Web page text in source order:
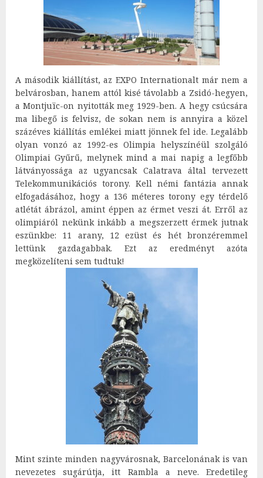
A második kiállítást, az EXPO Internationalt már nem a
belvárosban, hanem attól kisé távolabb a Zsidó-hegyen,
a Montjuïc-on nyitották meg 1929-ben. A hegy csúcsára
ma libegő is felvisz, de sokan nem is annyira a közel
százéves kiállítás emlékei miatt jönnek fel ide. Legalább
olyan vonzó az 1992-es Olimpia helyszínéül szolgáló
Olimpiai Gyűrű, melynek mind a mai napig a legfőbb
látványossága az ugyancsak Calatrava által tervezett
Telekommunikációs torony. Kell némi fantázia annak
elfogadásához, hogy a 136 méteres torony egy térdelő
atlétát ábrázol, amint éppen az érmet veszi át. Erről az
olimpiáról nekünk inkább a megszerzett érmek jutnak
eszünkbe: 11 arany, 12 ezüst és hét bronzéremmel
lettünk gazdagabbak. Ezt az eredményt azóta
megközelíteni sem tudtuk!
Mint szinte minden nagyvárosnak, Barcelonának is van
nevezetes sugárútja, itt Rambla a neve. Eredetileg